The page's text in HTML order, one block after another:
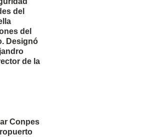
del
del
Designó
de la
Conpes